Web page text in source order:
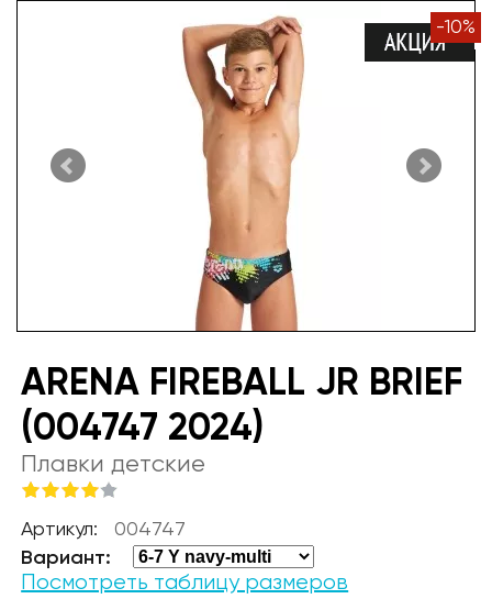
-10%
ARENA FIREBALL JR BRIEF
(004747 2024)
Плавки детские
Артикул: 004747
Вариант:
Посмотреть таблицу размеров